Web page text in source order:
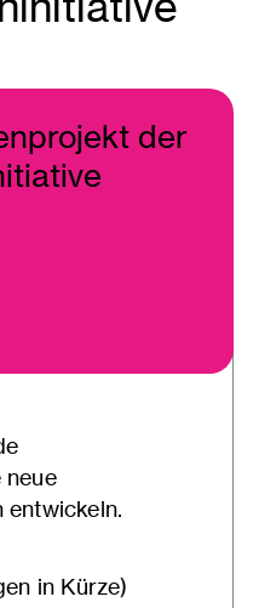
der
neue
entwickeln.
in Kürze)